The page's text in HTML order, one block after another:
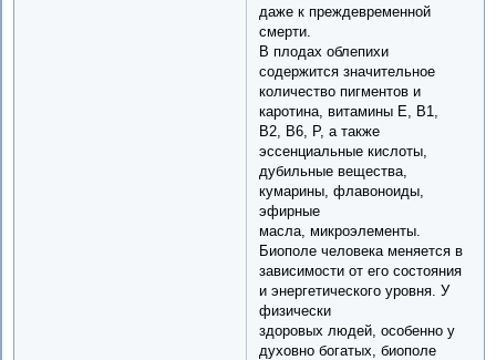
даже к преждевременной
смерти.
В плодах облепихи
содержится значительное
количество пигментов и
каротина, витамины Е, В1,
В2, В6, Р, а также
эссенциальные кислоты,
дубильные вещества,
кумарины, флавоноиды,
эфирные
масла, микроэлементы.
Биополе человека меняется в
зависимости от его состояния
и энергетического уровня. У
физически
здоровых людей, особенно у
духовно богатых, биополе